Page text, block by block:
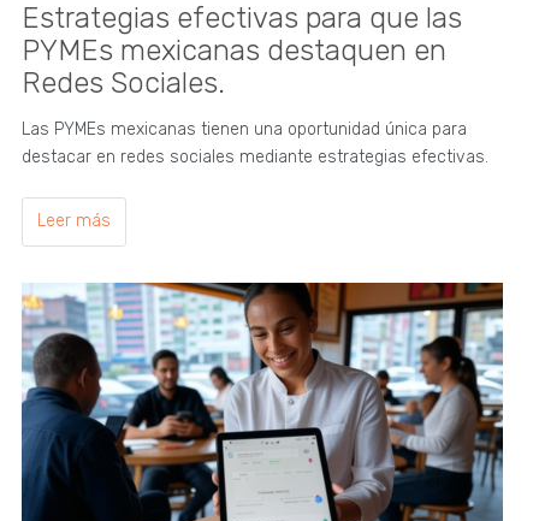
Estrategias efectivas para que las
PYMEs mexicanas destaquen en
Redes Sociales.
Las PYMEs mexicanas tienen una oportunidad única para
destacar en redes sociales mediante estrategias efectivas.
Leer más